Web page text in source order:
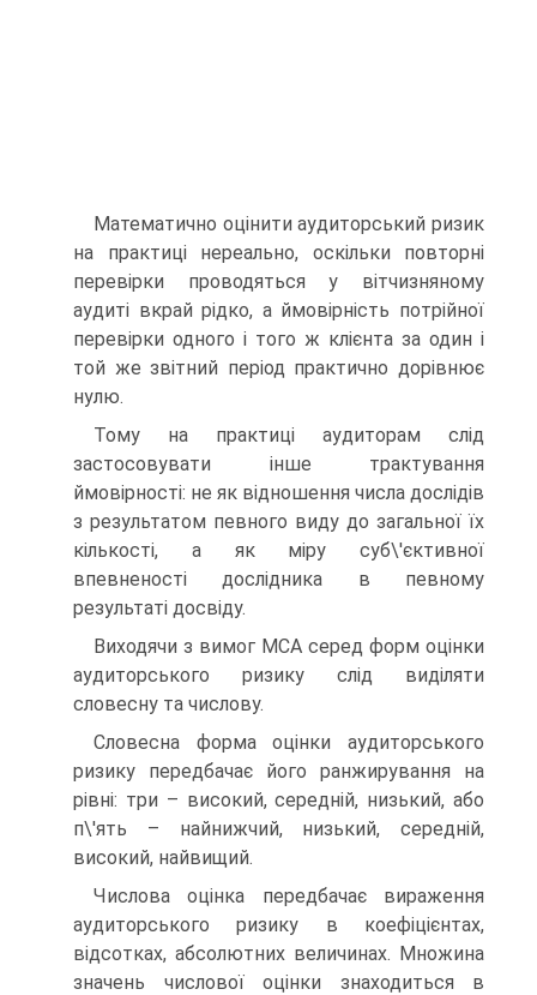
Математично оцінити аудиторський ризик
на практиці нереально, оскільки повторні
перевірки проводяться у вітчизняному
аудиті вкрай рідко, а ймовірність потрійної
перевірки одного і того ж клієнта за один і
той же звітний період практично дорівнює
нулю.
Тому на практиці аудиторам слід
застосовувати інше трактування
ймовірності: не як відношення числа дослідів
з результатом певного виду до загальної їх
кількості, а як міру суб\'єктивної
впевненості дослідника в певному
результаті досвіду.
Виходячи з вимог МСА серед форм оцінки
аудиторського ризику слід виділяти
словесну та числову.
Словесна форма оцінки аудиторського
ризику передбачає його ранжирування на
рівні: три – високий, середній, низький, або
п\'ять – найнижчий, низький, середній,
високий, найвищий.
Числова оцінка передбачає вираження
аудиторського ризику в коефіцієнтах,
відсотках, абсолютних величинах. Множина
значень числової оцінки знаходиться в